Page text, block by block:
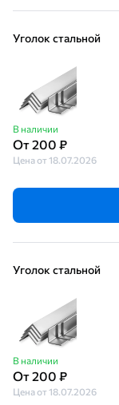
Уголок стальной
В наличии
От 200 ₽
Цена от 18.07.2026
Уголок стальной
В наличии
От 200 ₽
Цена от 18.07.2026